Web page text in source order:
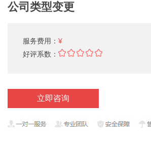
公司类型变更
服务费用： ¥
好评系数：
立即咨询